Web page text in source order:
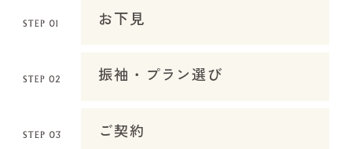
お下見
振袖・プラン選び
ご契約